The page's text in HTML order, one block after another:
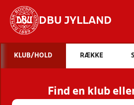
DBU JYLLAND
STILLINGER,
HOLD
KLUB/HOLD RÆKKE
Find en klub